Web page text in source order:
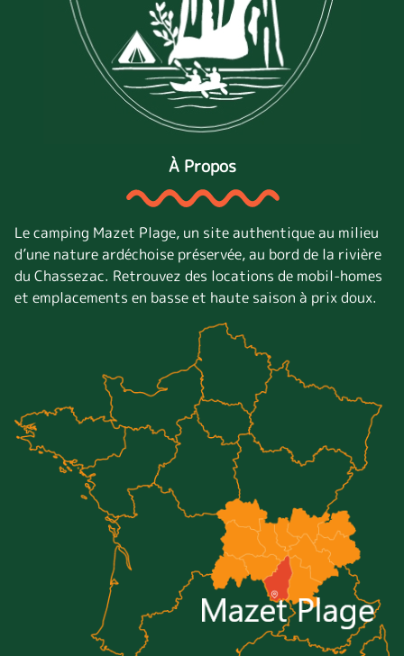
À Propos
Le camping Mazet Plage, un site authentique au milieu
d’une nature ardéchoise préservée, au bord de la rivière
du Chassezac. Retrouvez des locations de mobil-homes
et emplacements en basse et haute saison à prix doux.